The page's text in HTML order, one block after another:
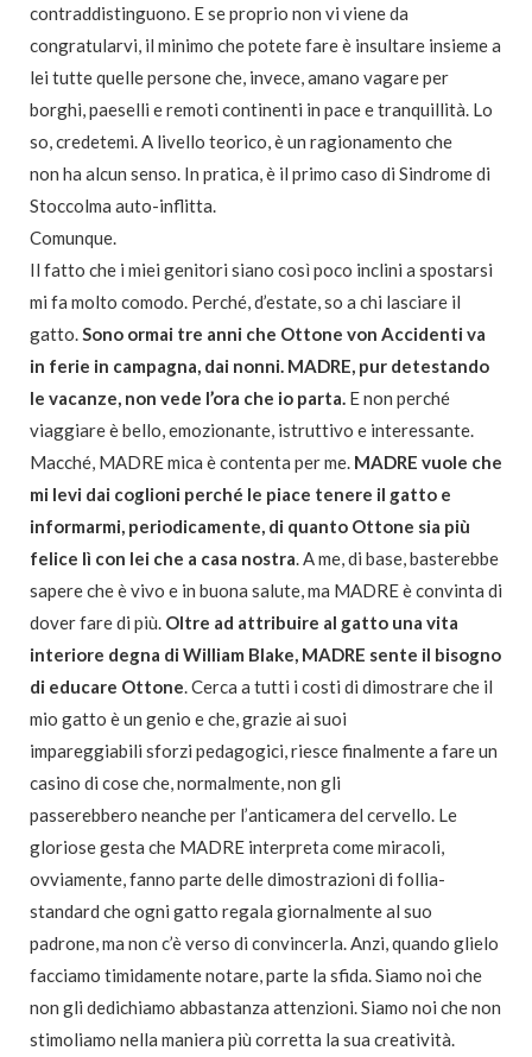
contraddistinguono. E se proprio non vi viene da
congratularvi, il minimo che potete fare è insultare insieme a
lei tutte quelle persone che, invece, amano vagare per
borghi, paeselli e remoti continenti in pace e tranquillità. Lo
so, credetemi. A livello teorico, è un ragionamento che
non ha alcun senso. In pratica, è il primo caso di Sindrome di
Stoccolma auto-inflitta.
Comunque.
Il fatto che i miei genitori siano così poco inclini a spostarsi
mi fa molto comodo. Perché, d’estate, so a chi lasciare il
gatto.Sono ormai tre anni che Ottone von Accidenti va
in ferie in campagna, dai nonni. MADRE, pur detestando
le vacanze, non vede l’ora che io parta. E non perché
viaggiare è bello, emozionante, istruttivo e interessante.
Macché, MADRE mica è contenta per me. MADRE vuole che
mi levi dai coglioni perché le piace tenere il gatto e
informarmi, periodicamente, di quanto Ottone sia più
felice lì con lei che a casa nostra. A me, di base, basterebbe
sapere che è vivo e in buona salute, ma MADRE è convinta di
dover fare di più. Oltre ad attribuire al gatto una vita
interiore degna di William Blake, MADRE sente il bisogno
di educare Ottone. Cerca a tutti i costi di dimostrare che il
mio gatto è un genio e che, grazie ai suoi
impareggiabili sforzi pedagogici, riesce finalmente a fare un
casino di cose che, normalmente, non gli
passerebbero neanche per l’anticamera del cervello. Le
gloriose gesta che MADRE interpreta come miracoli,
ovviamente, fanno parte delle dimostrazioni di follia-
standard che ogni gatto regala giornalmente al suo
padrone, ma non c’è verso di convincerla. Anzi, quando glielo
facciamo timidamente notare, parte la sfida. Siamo noi che
non gli dedichiamo abbastanza attenzioni. Siamo noi che non
stimoliamo nella maniera più corretta la sua creatività.